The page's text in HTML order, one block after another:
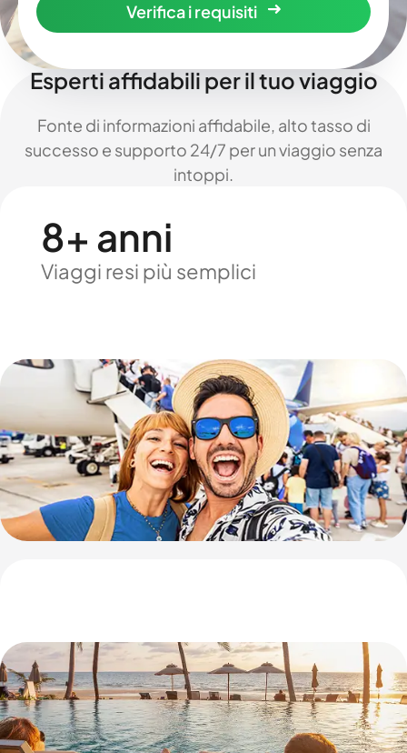
Verifica i requisiti
Esperti affidabili per il tuo viaggio
Fonte di informazioni affidabile, alto tasso di
successo e supporto 24/7 per un viaggio senza
intoppi.
8+ anni
Viaggi resi più semplici